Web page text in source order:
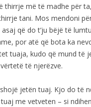
thirrje më të madhe për
tani. Mos mendoni
që do t’ju bëjë të
por atë që bota ka
tuaja, kudo që mund të
të njerëzve.
jetën tuaj. Kjo do të
me vetveten – si